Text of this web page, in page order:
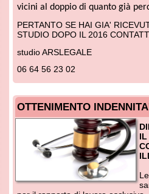
Le attuali
sanitari, a
il rapporto di lavoro esclusivo, allorché
dell’azienda.
recepire i principi del d.lgs. n. 502/92,
trattamento economico
collettivi di lavoro.
tal fine i CCNL dell’8 giugno 2000,
“indennità di esclusività”, nei
a tempo indeterminato o a tempo
lavoro o un nuovo contratto di lavoro in
alla data di entrata in vigore del
per l’esercizio dell’attività libero
è erogata per 13 mensilità ed è
del raggiungimento di 5 anni di